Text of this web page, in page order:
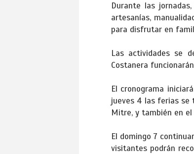
Durante las
artesanías,
para disfrutar en
Las actividades se
Costanera
El cronograma
jueves 4 las ferias se
Mitre, y también en
El domingo 7
visitantes podrán